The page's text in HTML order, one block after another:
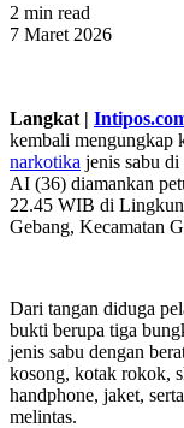
2 min read
7 Maret 2026
Langkat |
kembali mengungkap
narkotika jenis sabu
AI (36) diamankan
22.45 WIB di
Gebang, Kecamatan
Dari tangan diduga
bukti berupa tiga
jenis sabu dengan
kosong, kotak rokok,
handphone, jaket,
melintas.